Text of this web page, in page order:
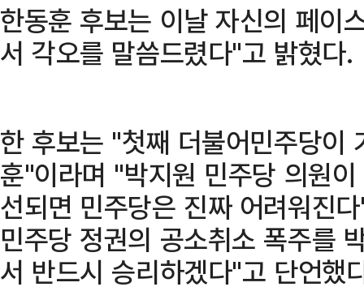
한동훈 후보는 이날 자신의 페이
서 각오를 말씀드렸다"고 밝혔다.
한 후보는 "첫째 더불어민주당이
훈"이라며 "박지원 민주당 의원
선되면 민주당은 진짜 어려워진
민주당 정권의 공소취소 폭주를
서 반드시 승리하겠다"고 단언했